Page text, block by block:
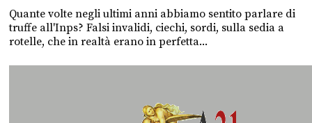
Quante volte negli ultimi anni abbiamo sentito parlare di
truffe all'Inps? Falsi invalidi, ciechi, sordi, sulla sedia a
rotelle, che in realtà erano in perfetta...